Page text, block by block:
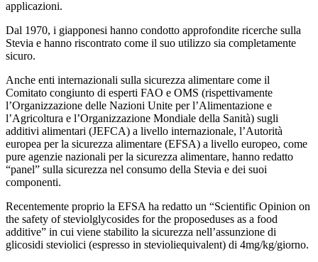
applicazioni.
Dal 1970, i giapponesi hanno condotto approfondite ricerche sulla
Stevia e hanno riscontrato come il suo utilizzo sia completamente
sicuro.
Anche enti internazionali sulla sicurezza alimentare come il
Comitato congiunto di esperti FAO e OMS (rispettivamente
l’Organizzazione delle Nazioni Unite per l’Alimentazione e
l’Agricoltura e l’Organizzazione Mondiale della Sanità) sugli
additivi alimentari (JEFCA) a livello internazionale, l’Autorità
europea per la sicurezza alimentare (EFSA) a livello europeo, come
pure agenzie nazionali per la sicurezza alimentare, hanno redatto
“panel” sulla sicurezza nel consumo della Stevia e dei suoi
componenti.
Recentemente proprio la EFSA ha redatto un “Scientific Opinion on
the safety of steviolglycosides for the proposeduses as a food
additive” in cui viene stabilito la sicurezza nell’assunzione di
glicosidi steviolici (espresso in stevioliequivalent) di 4mg/kg/giorno.